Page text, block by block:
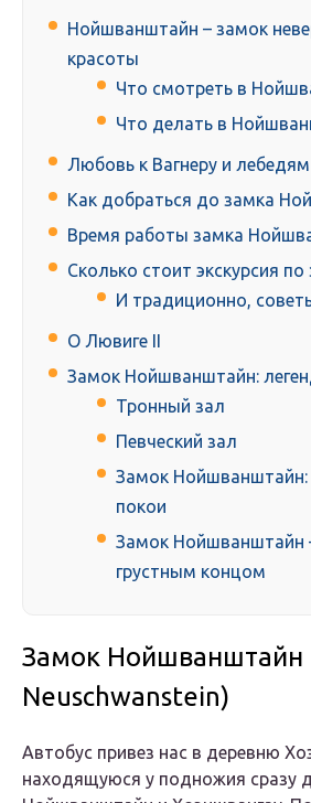
Нойшванштайн – замок
красоты
Что смотреть в
Что делать в
Любовь к Вагнеру и лебедям
Как добраться до замка
Время работы замка
Сколько стоит экскурсия по
И традиционно,
О Лювиге II
Замок Нойшванштайн:
Тронный зал
Певческий зал
Замок Нойшванштайн:
покои
Замок Нойшванштайн
грустным концом
Замок Нойшванштайн
Neuschwanstein)
Автобус привез нас в деревню
находящуюся у подножия сразу